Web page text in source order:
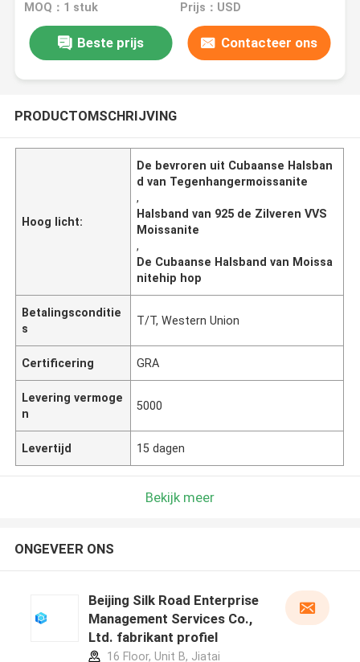
MOQ：1 stuk Prijs：USD
Beste prijs Contacteer ons
PRODUCTOMSCHRIJVING
Hoog licht:
De bevroren uit Cubaanse Halsban
d van Tegenhangermoissanite
,
Halsband van 925 de Zilveren VVS
Moissanite
,
De Cubaanse Halsband van Moissa
nitehip hop
Betalingsconditie
s
T/T, Western Union
Certificering GRA
Levering vermoge
n
5000
Levertijd 15 dagen
Bekijk meer
ONGEVEER ONS
Beijing Silk Road Enterprise
Management Services Co.,
Ltd. fabrikant profiel
16 Floor, Unit B, Jiatai